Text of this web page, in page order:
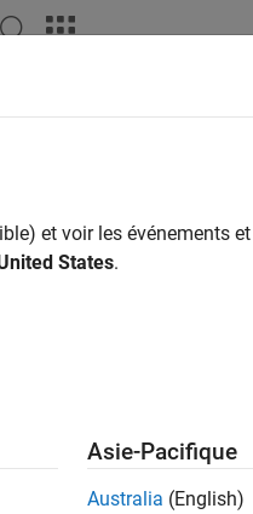
package
information, see
et voir les événements
States.
Asie-Pacifique
Australia (English)